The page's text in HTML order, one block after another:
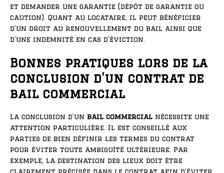
et demander une garantie (dépôt de garantie ou
caution). Quant au locataire, il peut bénéficier
d’un droit au renouvellement du bail ainsi que
d’une indemnité en cas d’éviction.
Bonnes pratiques lors de la
conclusion d’un contrat de
bail commercial
La conclusion d’un bail commercial nécessite une
attention particulière. Il est conseillé aux
parties de bien définir les termes du contrat
pour éviter toute ambiguïté ultérieure. Par
exemple, la destination des lieux doit être